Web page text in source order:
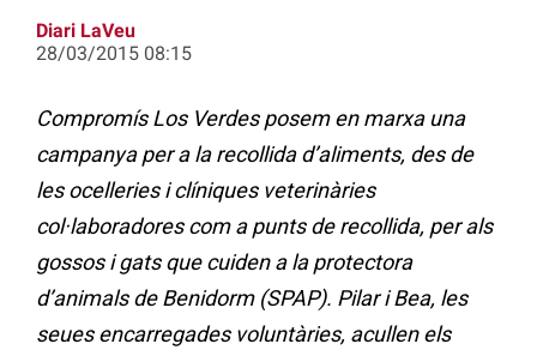
Diari LaVeu
28/03/2015 08:15
Compromís Los Verdes posem en marxa una
campanya per a la recollida d’aliments, des de
les ocelleries i clíniques veterinàries
col·laboradores com a punts de recollida, per als
gossos i gats que cuiden a la protectora
d’animals de Benidorm (SPAP). Pilar i Bea, les
seues encarregades voluntàries, acullen els